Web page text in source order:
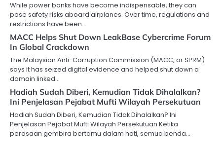
While power banks have become indispensable, they can
pose safety risks aboard airplanes. Over time, regulations and
restrictions have been…
MACC Helps Shut Down LeakBase Cybercrime Forum
In Global Crackdown
The Malaysian Anti-Corruption Commission (MACC, or SPRM)
says it has seized digital evidence and helped shut down a
domain linked…
Hadiah Sudah Diberi, Kemudian Tidak Dihalalkan?
Ini Penjelasan Pejabat Mufti Wilayah Persekutuan
Hadiah Sudah Diberi, Kemudian Tidak Dihalalkan? Ini
Penjelasan Pejabat Mufti Wilayah Persekutuan Ketika
perasaan gembira bertamu dalam hati, semua benda…